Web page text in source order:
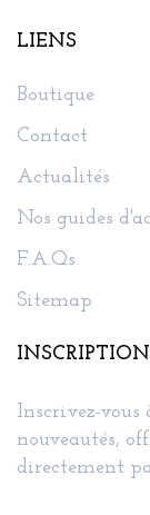
LIENS
Boutique
Contact
Actualités
Nos guides
F.A.Qs
Sitemap
Inscrivez-vous
nouveautés,
directement